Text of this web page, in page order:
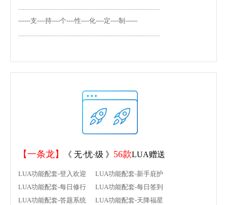
.............................................................................................
------支----持----个----性----化----定----制------
.............................................................................................
【一条龙】 《 无·忧·级 》 56款LUA赠送
LUA功能配套-登入欢迎 LUA功能配套-新手庇护
LUA功能配套-每日修行 LUA功能配套-每日签到
LUA功能配套-答题系统 LUA功能配套-天降福星